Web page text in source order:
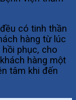
có tinh thần
hàng từ lúc
phục, cho
hàng một
tâm khi đến